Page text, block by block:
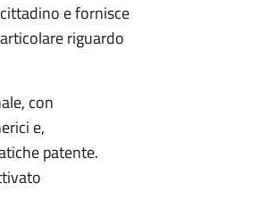
e fornisce
riguardo
con
e,
patente.